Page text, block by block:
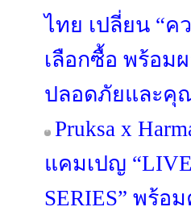
ไทย เปลี่ยน “ค
เลือกซื้อ พร้อม
ปลอดภัยและคุ
Pruksa x
แคมเปญ
SERIES” พร้